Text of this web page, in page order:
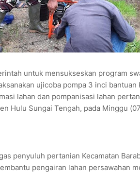
untuk mensukseskan program
ujicoba pompa 3 inci
lahan dan pompanisasi lahan
Hulu Sungai Tengah, pada Minggu
penyuluh pertanian Kecamatan
pengairan lahan persawahan